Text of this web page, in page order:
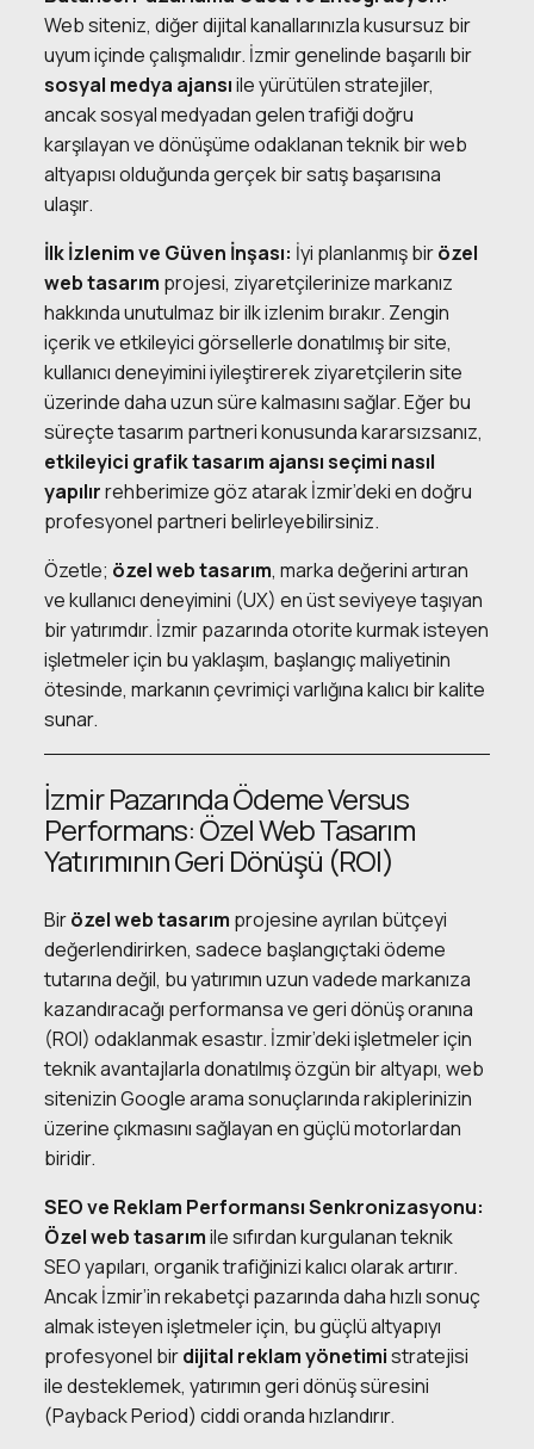
Web siteniz, diğer dijital kanallarınızla kusursuz bir
uyum içinde çalışmalıdır. İzmir genelinde başarılı bir
sosyal medya ajansıile yürütülen stratejiler,
ancak sosyal medyadan gelen trafiği doğru
karşılayan ve dönüşüme odaklanan teknik bir web
altyapısı olduğunda gerçek bir satış başarısına
ulaşır.
İlk İzlenim ve Güven İnşası: İyi planlanmış birözel
web tasarım projesi, ziyaretçilerinize markanız
hakkında unutulmaz bir ilk izlenim bırakır. Zengin
içerik ve etkileyici görsellerle donatılmış bir site,
kullanıcı deneyimini iyileştirerek ziyaretçilerin site
üzerinde daha uzun süre kalmasını sağlar. Eğer bu
süreçte tasarım partneri konusunda kararsızsanız,
etkileyici grafik tasarım ajansı seçimi nasıl
yapılırrehberimize göz atarak İzmir’deki en doğru
profesyonel partneri belirleyebilirsiniz.
Özetle; özel web tasarım, marka değerini artıran
ve kullanıcı deneyimini (UX) en üst seviyeye taşıyan
bir yatırımdır. İzmir pazarında otorite kurmak isteyen
işletmeler için bu yaklaşım, başlangıç maliyetinin
ötesinde, markanın çevrimiçi varlığına kalıcı bir kalite
sunar.
İzmir Pazarında Ödeme Versus
Performans: Özel Web Tasarım
Yatırımının Geri Dönüşü (ROI)
Birözel web tasarım projesine ayrılan bütçeyi
değerlendirirken, sadece başlangıçtaki ödeme
tutarına değil, bu yatırımın uzun vadede markanıza
kazandıracağı performansa ve geri dönüş oranına
(ROI) odaklanmak esastır. İzmir’deki işletmeler için
teknik avantajlarla donatılmış özgün bir altyapı, web
sitenizin Google arama sonuçlarında rakiplerinizin
üzerine çıkmasını sağlayan en güçlü motorlardan
biridir.
SEO ve Reklam Performansı Senkronizasyonu:
Özel web tasarımile sıfırdan kurgulanan teknik
SEO yapıları, organik trafiğinizi kalıcı olarak artırır.
Ancak İzmir’in rekabetçi pazarında daha hızlı sonuç
almak isteyen işletmeler için, bu güçlü altyapıyı
profesyonel birdijital reklam yönetimistratejisi
ile desteklemek, yatırımın geri dönüş süresini
(Payback Period) ciddi oranda hızlandırır.